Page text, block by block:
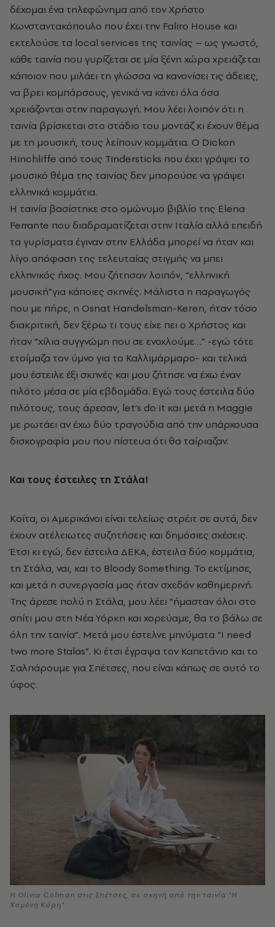
δέχομαι ένα τηλεφώνημα από τον Χρήστο
Κωνσταντακόπουλο που έχει την Faliro House και
εκτελούσε τα local services της ταινίας – ως γνωστό,
κάθε ταινία που γυρίζεται σε μία ξένη χώρα χρειάζεται
κάποιον που μιλάει τη γλώσσα να κανονίσει τις άδειες,
να βρει κομπάρσους, γενικά να κάνει όλα όσα
χρειάζονται στην παραγωγή. Μου λέει λοιπόν ότι η
ταινία βρίσκεται στο στάδιο του μοντάζ κι έχουν θέμα
με τη μουσική, τους λείπουν κομμάτια. Ο Dickon
Hinchliffe από τους Tindersticks που έχει γράψει το
μουσικό θέμα της ταινίας δεν μπορούσε να γράψει
ελληνικά κομμάτια.
Η ταινία βασίστηκε στο ομώνυμο βιβλίο της Elena
Ferrante που διαδραματίζεται στην Ιταλία αλλά επειδή
τα γυρίσματα έγιναν στην Ελλάδα μπορεί να ήταν και
λίγο απόφαση της τελευταίας στιγμής να μπει
ελληνικός ήχος. Μου ζήτησαν λοιπόν, “ελληνική
μουσική”για κάποιες σκηνές. Μάλιστα η παραγωγός
που με πήρε, η Osnat Handelsman-Keren, ήταν τόσο
διακριτική, δεν ξέρω τι τους είχε πει ο Χρήστος και
ήταν “χίλια συγγνώμη που σε ενοχλούμε…” -εγώ τότε
ετοίμαζα τον ύμνο για το Καλλιμάρμαρο- και τελικά
μου έστειλε έξι σκηνές και μου ζήτησε να έχω έναν
πιλότο μέσα σε μία εβδομάδα. Εγώ τους έστειλα δύο
πιλότους, τους άρεσαν, let’s do it και μετά η Maggie
με ρωτάει αν έχω δύο τραγούδια από την υπάρχουσα
δισκογραφία μου που πίστευα ότι θα ταίριαζαν.
Και τους έστειλες τη Στάλα!
Κοίτα, οι Αμερικάνοι είναι τελείως στρέιτ σε αυτά, δεν
έχουν ατέλειωτες συζητήσεις και δημόσιες σχέσεις.
Έτσι κι εγώ, δεν έστειλα ΔΕΚΑ, έστειλα δύο κομμάτια,
τη Στάλα, ναι, και το Bloody Something. Το εκτίμησε,
και μετά η συνεργασία μας ήταν σχεδόν καθημερινή.
Της άρεσε πολύ η Στάλα, μου λέει “ήμασταν όλοι στο
σπίτι μου στη Νέα Υόρκη και χορεύαμε, θα το βάλω σε
όλη την ταινία”. Μετά μου έστελνε μηνύματα “I need
two more Stalas”. Κι έτσι έγραψα τον Καπετάνιο και το
Σαλπάρουμε για Σπέτσες, που είναι κάπως σε αυτό το
ύφος.
Η Olivia Colman στις Σπέτσες, σε σκηνή από την ταινία "Η
Χαμένη Κόρη"